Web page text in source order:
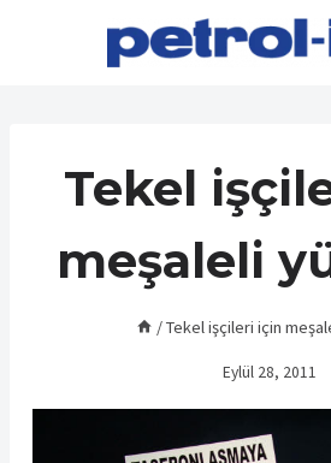
Tekel
meşaleli
/Tekel işçileri için
Eylül 28, 2011